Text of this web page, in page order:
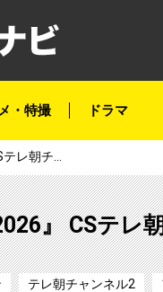
・特撮 ドラマ
』 CSテレ
テレ朝チャンネル2